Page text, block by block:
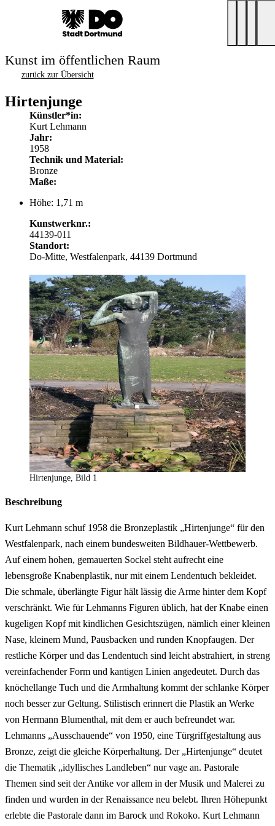
Kunst im öffentlichen Raum
zurück zur Übersicht
Hirtenjunge
Künstler*in:
Kurt Lehmann
Jahr:
1958
Technik und Material:
Bronze
Maße:
Höhe: 1,71 m
Kunstwerknr.:
44139-011
Standort:
Do-Mitte, Westfalenpark, 44139 Dortmund
Hirtenjunge, Bild 1
Beschreibung
Kurt Lehmann schuf 1958 die Bronzeplastik „Hirtenjunge“ für den
Westfalenpark, nach einem bundesweiten Bildhauer-Wettbewerb.
Auf einem hohen, gemauerten Sockel steht aufrecht eine
lebensgroße Knabenplastik, nur mit einem Lendentuch bekleidet.
Die schmale, überlängte Figur hält lässig die Arme hinter dem Kopf
verschränkt. Wie für Lehmanns Figuren üblich, hat der Knabe einen
kugeligen Kopf mit kindlichen Gesichtszügen, nämlich einer kleinen
Nase, kleinem Mund, Pausbacken und runden Knopfaugen. Der
restliche Körper und das Lendentuch sind leicht abstrahiert, in streng
vereinfachender Form und kantigen Linien angedeutet. Durch das
knöchellange Tuch und die Armhaltung kommt der schlanke Körper
noch besser zur Geltung. Stilistisch erinnert die Plastik an Werke
von Hermann Blumenthal, mit dem er auch befreundet war.
Lehmanns „Ausschauende“ von 1950, eine Türgriffgestaltung aus
Bronze, zeigt die gleiche Körperhaltung. Der „Hirtenjunge“ deutet
die Thematik „idyllisches Landleben“ nur vage an. Pastorale
Themen sind seit der Antike vor allem in der Musik und Malerei zu
finden und wurden in der Renaissance neu belebt. Ihren Höhepunkt
erlebte die Pastorale dann im Barock und Rokoko. Kurt Lehmann